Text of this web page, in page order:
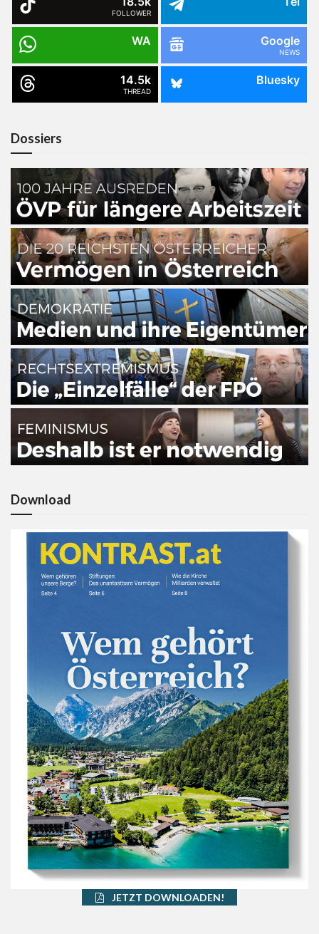
FOLLOWER
WA Google
NEWS
14.5k
THREAD
Bluesky
Dossiers
Download
JETZT DOWNLOADEN!